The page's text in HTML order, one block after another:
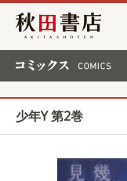
秋田書店
少年Y 第2巻